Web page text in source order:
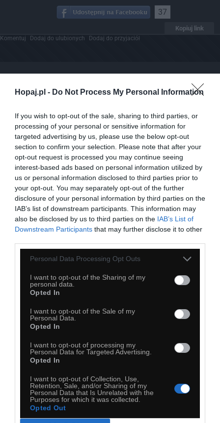
Hopaj.pl - Do Not Process My Personal Information
If you wish to opt-out of the sale, sharing to third parties, or
processing of your personal or sensitive information for
targeted advertising by us, please use the below opt-out
section to confirm your selection. Please note that after your
opt-out request is processed you may continue seeing
interest-based ads based on personal information utilized by
us or personal information disclosed to third parties prior to
your opt-out. You may separately opt-out of the further
disclosure of your personal information by third parties on the
IAB’s list of downstream participants. This information may
also be disclosed by us to third parties on the IAB’s List of
Downstream Participants that may further disclose it to other
Personal Data Processing Opt Outs
I want to opt-out of the Sharing of my
personal data.
Opted In
I want to opt-out of the Sale of my
Personal Data.
Opted In
I want to opt-out of processing my
Personal Data for Targeted Advertising.
Opted In
I want to opt-out of Collection, Use,
Retention, Sale, and/or Sharing of my
Personal Data that Is Unrelated with the
Purposes for which it was collected.
Opted Out
37
Kopiuj link
Komentuj Dodaj do ulubionych Dodaj do przyjaciół